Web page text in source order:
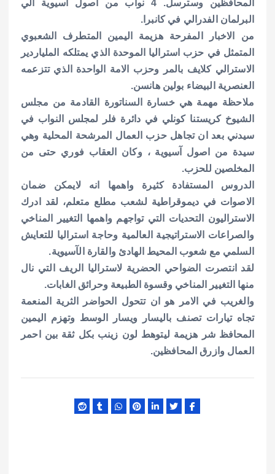
المحافظين وسترسل. 4 نواب من اصول اسيوية الي
البرلمان الفدرالي في كانبرا.
من الاخبار المفرحة هزيمة اليمين المتطرف الشعبوي
المتمثل في حزب استراليا الموحدة الذي يمتلكه الملياردير
الاسترالي كلايف بالمر وحزب الامة الواحدة الذي تتزعمه
العنصرية البيضاء بولين هانسن.
ملاحظة مهمة هي خسارة السناتورة القادمة من مجلس
الشيوخ كريستنا كونلي في دائرة فلر لمجلس النواب في
سيدني بعد ان تجاهل حزب العمال المرشحة المحلية وهي
سيدة من اصول آسيوية ، وكان العقاب فوري حتى من
المخلصين للحزب.
الدروس المستفادة كثيرة واهمها انه لايمكن ضمان
الاصوات في ديموقراطية لشعب مطلع متعلم، لقد ادرك
الاستراليون التحديات التي تواجهم واهمها التغيير المناخي
والصراعات الاستراتيجية العالمية وحاجة استراليا للتعايش
السلمي مع شعوب المحيط الهادئ والقارة الآسيوية.
لقد انتصرت الضواحي الحضرية لاستراليا الريف التي نال
منها التغيير المناخي وقسوة الطبيعة وحرائق الغابات.
والغريب في الامر هو ان تتحول الحواضر الثرية المنعمة
تجاه تيارات تصنف باليسار ويسار الوسط وتهزم اليمين
المحافظ شر هزيمة ليتوهط لون زينب بكل ثقة بين احمر
العمال وازرق المحافظين.